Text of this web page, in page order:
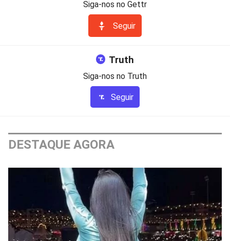
Siga-nos no Gettr
Seguir
Truth
Siga-nos no Truth
Seguir
DESTAQUE AGORA